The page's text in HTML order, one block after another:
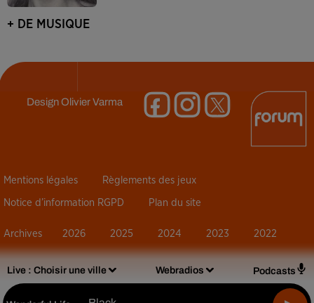
Live : Choisir une ville Webradios Podcasts
+ DE MUSIQUE
DesignOlivier Varma
Mentions légales Règlements des jeux
Notice d’information RGPD Plan du site
Archives 2026 2025 2024 2023 2022